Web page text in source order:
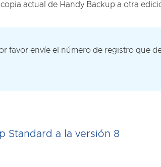
actual de Handy Backup a otra
favor envíe el número de registro que
Standard a la versión 8